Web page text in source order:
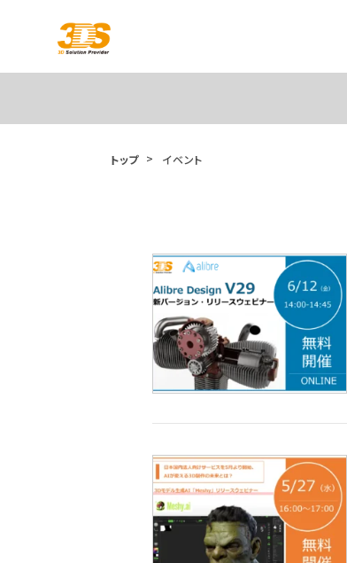
トップ イベント